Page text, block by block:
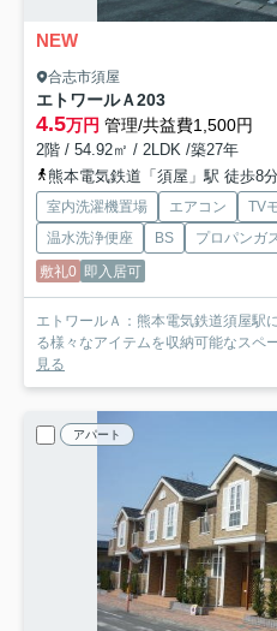
NEW
合志市須屋
エトワールＡ203
4.5万円 管理/共益費1,500円
2階 / 54.92㎡ / 2LDK /築27年
熊本電気鉄道「須屋」駅 徒歩8
室内洗濯機置場 エアコン
TV
温水洗浄便座
BS
プロパンガ
敷礼0 即入居可
エトワールＡ：熊本電気鉄道須屋駅
る様々なアイテムを収納可能なスペ
見る
アパート